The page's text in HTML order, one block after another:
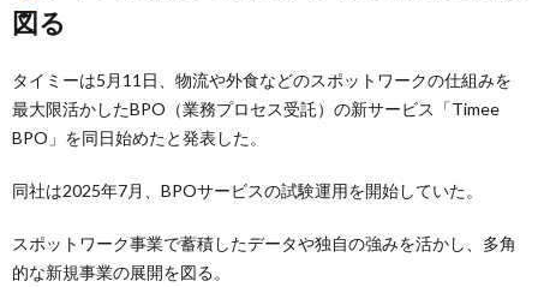
図る
タイミーは5月11日、物流や外食などのスポットワークの仕組みを
最大限活かしたBPO（業務プロセス受託）の新サービス「Timee
BPO」を同日始めたと発表した。
同社は2025年7月、BPOサービスの試験運用を開始していた。
スポットワーク事業で蓄積したデータや独自の強みを活かし、多角
的な新規事業の展開を図る。